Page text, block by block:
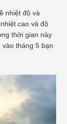
nhiệt độ và
cao và độ
thời gian này
tháng 5 bạn